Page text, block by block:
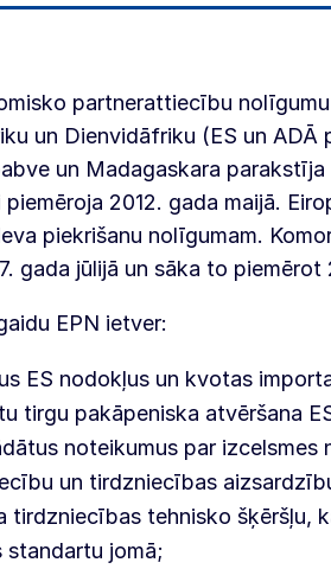
partnerattiecību
un Dienvidāfriku (ES un ADĀ
un Madagaskara
2012. gada maijā.
piekrišanu nolīgumam.
gada jūlijā un sāka to piemērot
EPN ietver:
ES nodokļus un kvotas
tirgu pakāpeniska atvēršana
noteikumus par izcelsmes
un tirdzniecības
tirdzniecības tehnisko šķēršļu,
standartu jomā;